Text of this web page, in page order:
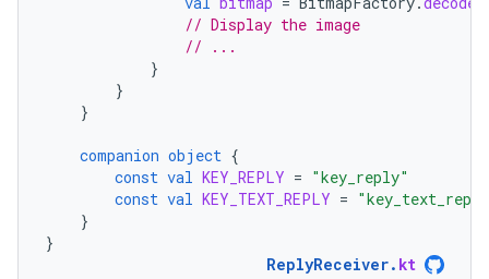
// Display the image
// ...
}
}
}
companion object {
const val KEY_REPLY = "key_reply"
const val KEY_TEXT_REPLY =
}
}
ReplyReceiver. kt